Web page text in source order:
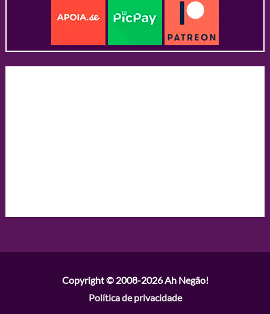
Copyright © 2008-2026Ah Negão!
Política de privacidade